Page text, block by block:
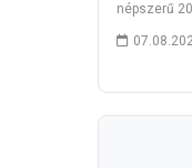
népszerű